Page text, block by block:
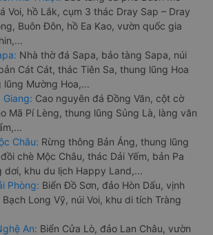
Voi, hồ Lắk, cụm 3 thác Dray Sap – Dray
Buôn Đôn, hồ Ea Kao, vườn quốc gia
Nhà thờ đá Sapa, bảo tàng Sapa, núi
Cát Cát, thác Tiên Sa, thung lũng Hoa
lũng Mường Hoa,...
Giang: Cao nguyên đá Đồng Văn, cột cờ
Mã Pí Lèng, thung lũng Sủng Là, làng văn
Châu: Rừng thông Bản Áng, thung lũng
chè Mộc Châu, thác Dải Yếm, bản Pa
dơi, khu du lịch Happy Land,...
Phòng: Biển Đồ Sơn, đảo Hòn Dấu, vịnh
Bạch Long Vỹ, núi Voi, khu di tích Tràng
An: Biển Cửa Lò, đảo Lan Châu, vườn